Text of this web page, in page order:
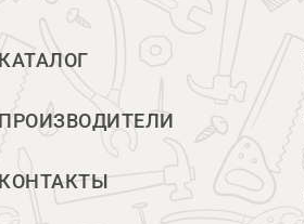
КАТАЛОГ
ПРОИЗВОДИТЕЛИ
КОНТАКТЫ